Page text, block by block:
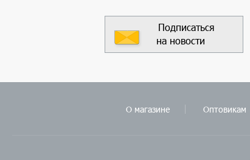
Подписаться
на новости
О магазине Оптовикам